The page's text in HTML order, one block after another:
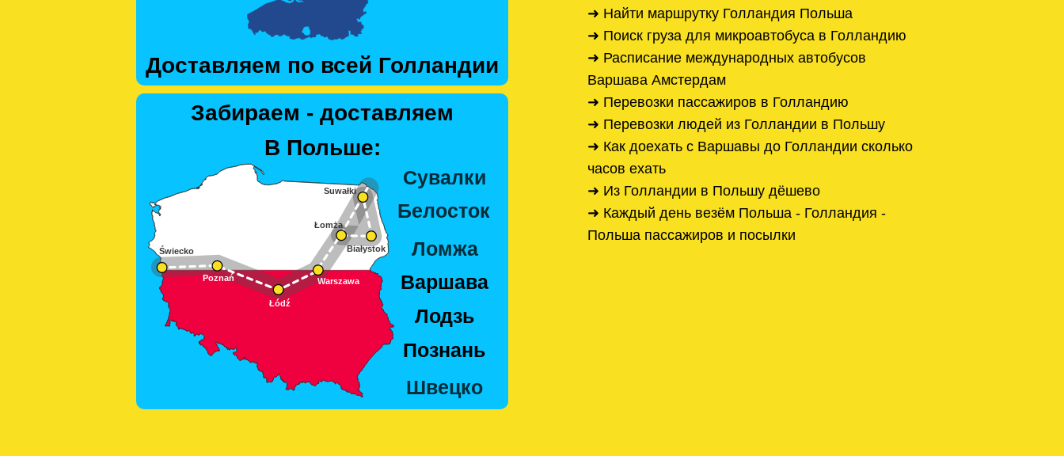
Доставляем по всей Голландии
Забираем - доставляем
В Польше:
➜ Найти маршрутку Голландия Польша
➜ Поиск груза для микроавтобуса в Голландию
➜ Расписание международных автобусов
Варшава Амстердам
➜ Перевозки пассажиров в Голландию
➜ Перевозки людей из Голландии в Польшу
➜ Как доехать с Варшавы до Голландии сколько
часов ехать
➜ Из Голландии в Польшу дёшево
➜ Каждый день везём Польша - Голландия -
Польша пассажиров и посылки